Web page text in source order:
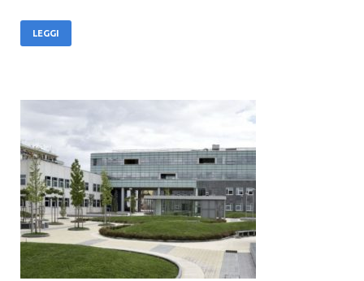
LEGGI